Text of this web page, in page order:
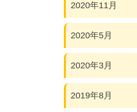
2020年11月
2020年5月
2020年3月
2019年8月